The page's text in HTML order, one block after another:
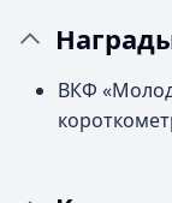
ВКФ